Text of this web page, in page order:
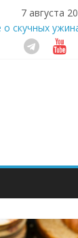
7 августа
о скучных
вашу еду
как бизнес
питания